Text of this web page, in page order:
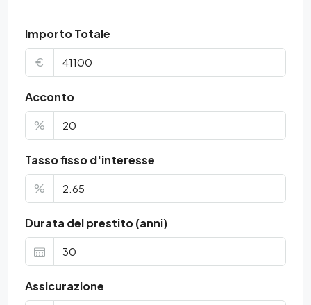
Importo Totale
€
Acconto
%
Tasso fisso d'interesse
%
Durata del prestito (anni)
Assicurazione